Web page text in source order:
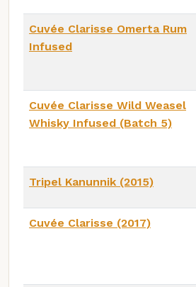
Cuvée Clarisse Omerta Rum
Infused
Cuvée Clarisse Wild Weasel
Whisky Infused (Batch 5)
Tripel Kanunnik (2015)
Cuvée Clarisse (2017)